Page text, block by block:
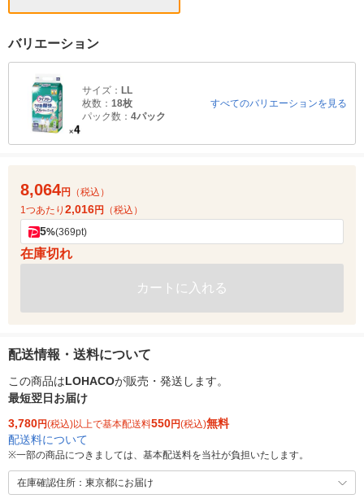
バリエーション
サイズ： LL
枚数： 18枚
パック数： 4パック
すべてのバリエーションを見る
8,064円
（税込）
1つあたり 2,016円 （税込）
5%(369pt)
在庫切れ
カートに入れる
配送情報・送料について
この商品はLOHACOが販売・発送します。
最短翌日お届け
3,780円(税込)以上で基本配送料550円(税込)無料
配送料について
※一部の商品につきましては、基本配送料を当社が負担いたします。
在庫確認住所：東京都にお届け